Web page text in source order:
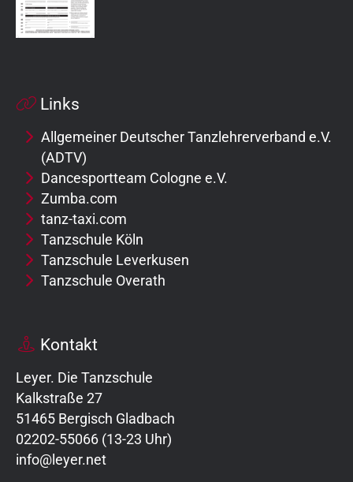
Links
Allgemeiner Deutscher Tanzlehrerverband e.V.
(ADTV)
Dancesportteam Cologne e.V.
Zumba.com
tanz-taxi.com
Tanzschule Köln
Tanzschule Leverkusen
Tanzschule Overath
Kontakt
Leyer. Die Tanzschule
Kalkstraße 27
51465 Bergisch Gladbach
02202-55066 (13-23 Uhr)
info@leyer.net